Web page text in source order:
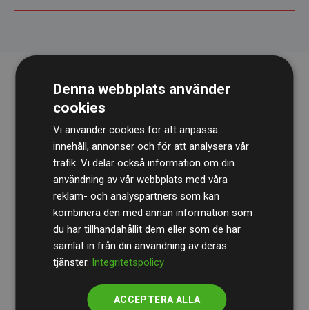
RevisionsbyrånBDOgranskar kontinuerligt våra
beräkningar och vår metod för att säkerställa
transparens och tillförlitlighet.
Deras granskning visar att våra investeringar i
klimatprojekt i genomsnitt kompenserar för
de beräknade CO₂-utsläppenfrån
medlemswebbplatser – ett tydligt bevis på att vårt
Denna webbplats använder
cookies
Vi använder cookies för att anpassa
innehåll, annonser och för att analysera vår
trafik. Vi delar också information om din
användning av vår webbplats med våra
reklam- och analyspartners som kan
kombinera den med annan information som
du har tillhandahållit dem eller som de har
samlat in från din användning av deras
tjänster. Integritetspolicy
ACCEPTERA ALLA